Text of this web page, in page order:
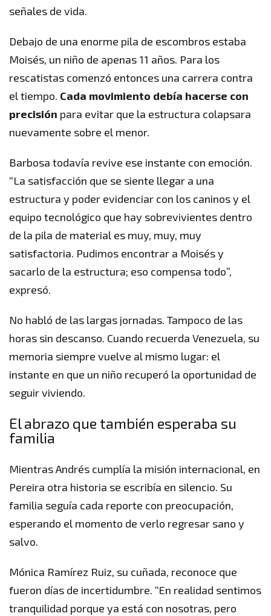
señales de vida.
Debajo de una enorme pila de escombros estaba
Moisés, un niño de apenas 11 años. Para los
rescatistas comenzó entonces una carrera contra
el tiempo. Cada movimiento debía hacerse con
precisión para evitar que la estructura colapsara
nuevamente sobre el menor.
Barbosa todavía revive ese instante con emoción.
“La satisfacción que se siente llegar a una
estructura y poder evidenciar con los caninos y el
equipo tecnológico que hay sobrevivientes dentro
de la pila de material es muy, muy, muy
satisfactoria. Pudimos encontrar a Moisés y
sacarlo de la estructura; eso compensa todo”,
expresó.
No habló de las largas jornadas. Tampoco de las
horas sin descanso. Cuando recuerda Venezuela, su
memoria siempre vuelve al mismo lugar: el
instante en que un niño recuperó la oportunidad de
seguir viviendo.
El abrazo que también esperaba su
familia
Mientras Andrés cumplía la misión internacional, en
Pereira otra historia se escribía en silencio. Su
familia seguía cada reporte con preocupación,
esperando el momento de verlo regresar sano y
salvo.
Mónica Ramírez Ruiz, su cuñada, reconoce que
fueron días de incertidumbre. “En realidad sentimos
tranquilidad porque ya está con nosotras, pero